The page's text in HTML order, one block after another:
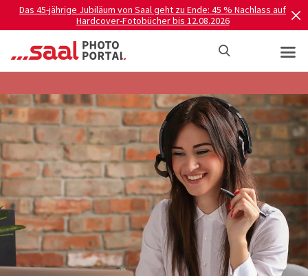
Das 45-jährige Jubiläum von Saal geht zu Ende: 45 % Nachlass auf
Hardcover-Fotobücher bis 12.08.2026